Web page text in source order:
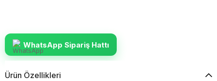
WhatsApp Sipariş Hattı
Ürün Özellikleri